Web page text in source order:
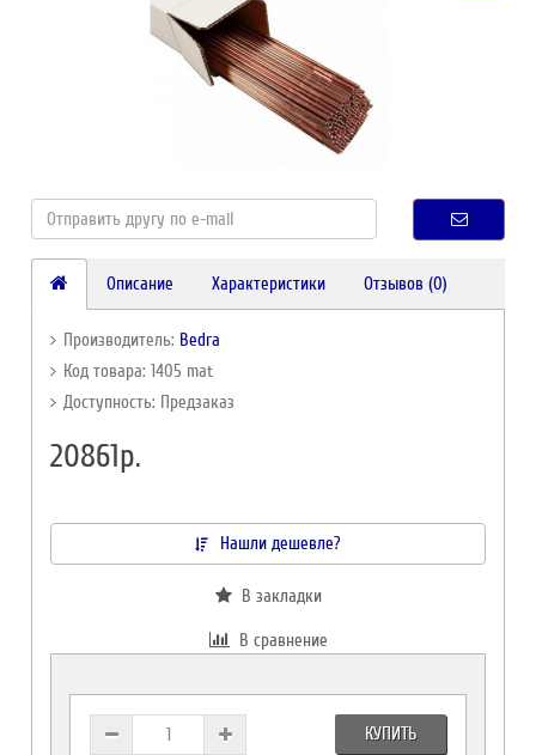
Описание Характеристики Отзывов (0)
Производитель: Bedra
Код товара: 1405 mat
Доступность: Предзаказ
20861р.
Нашли дешевле?
В закладки
В сравнение
КУПИТЬ